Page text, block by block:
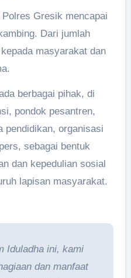
Gresik mencapai
Dari jumlah
masyarakat dan
berbagai pihak, di
pondok pesantren,
pendidikan, organisasi
sebagai bentuk
dan kepedulian sosial
lapisan masyarakat.
Iduladha ini, kami
dan manfaat